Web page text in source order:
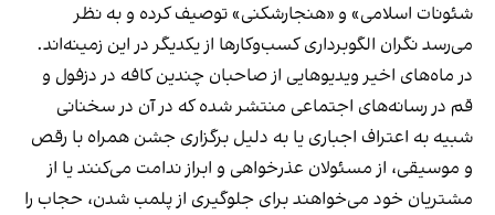
شئونات اسلامی» و «هنجارشکنی» توصیف کرده و به نظر
می‌رسد نگران الگوبرداری کسب‌وکارها از یکدیگر در این زمینه‌اند.
در ماه‌های اخیر ویدیوهایی از صاحبان چندین کافه در دزفول و
قم در رسانه‌های اجتماعی منتشر شده که در آن در سخنانی
شبیه به اعتراف اجباری یا به دلیل برگزاری جشن همراه با رقص
و موسیقی، از مسئولان عذرخواهی و ابراز ندامت می‌کنند یا از
مشتریان خود می‌خواهند برای جلوگیری از پلمب شدن، حجاب را